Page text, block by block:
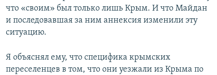
что «своим» был только лишь Крым. И что Майдан
и последовавшая за ним аннексия изменили эту
ситуацию.
Я объяснял ему, что специфика крымских
переселенцев в том, что они уезжали из Крыма по